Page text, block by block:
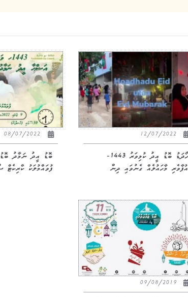
12/07/2022
ހޯދަޑު ބޮޑު އީދު ކުޅިވަރު 1443-
އުފާވެރި މާހައުލެއް ގެނުވައި ދިން
ބޮޑު އީދު ނަމާދު
ފުވައްމުލަކު ކްރިކެޓް
09/08/2019